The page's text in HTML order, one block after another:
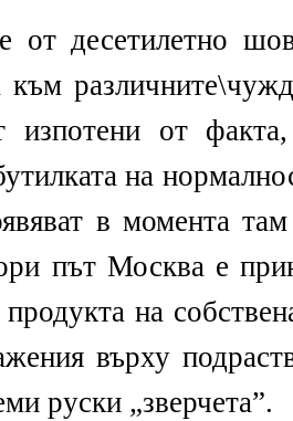
от десетилетно
към
изпотени от
на
в момента
път Москва е
на
върху
руски „зверчета”.